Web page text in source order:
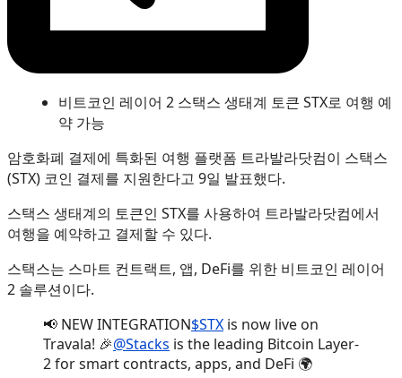
비트코인 레이어 2 스택스 생태계 토큰 STX로 여행 예
약 가능
암호화폐 결제에 특화된 여행 플랫폼 트라발라닷컴이 스택스
(STX) 코인 결제를 지원한다고 9일 발표했다.
스택스 생태계의 토큰인 STX를 사용하여 트라발라닷컴에서
여행을 예약하고 결제할 수 있다.
스택스는 스마트 컨트랙트, 앱, DeFi를 위한 비트코인 레이어
2 솔루션이다.
📢 NEW INTEGRATION$STX is now live on
Travala! 🎉@Stacks is the leading Bitcoin Layer-
2 for smart contracts, apps, and DeFi 🌍